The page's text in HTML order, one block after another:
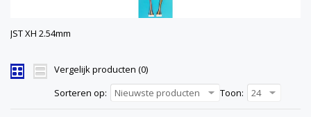
JST XH 2.54mm
Vergelijk producten (0)
Sorteren op:
Nieuwste producten Toon: 24